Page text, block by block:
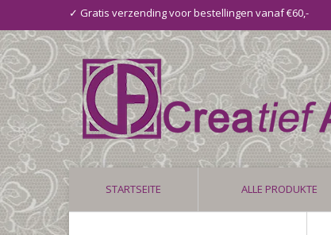
✓ Gratis verzending voor bestellingen vanaf €60,-
STARTSEITE ALLE PRODUKTE